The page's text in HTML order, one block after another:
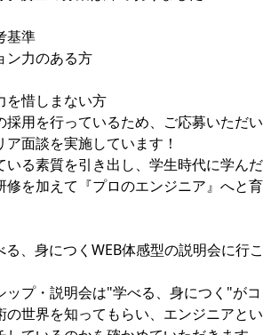
基準
力のある方
惜しまない方
採用を行っているため、ご応募いただ
面談を実施しています！
いる素質を引き出し、学生時代に学ん
修を加えて『プロのエンジニア』へと
る、身につくWEB体感型の説明会に行こ
ップ・説明会は"学べる、身につく"が
の世界を知ってもらい、エンジニアと